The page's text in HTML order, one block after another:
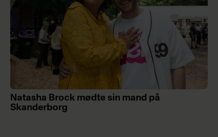
Natasha Brock mødte sin mand på
Skanderborg